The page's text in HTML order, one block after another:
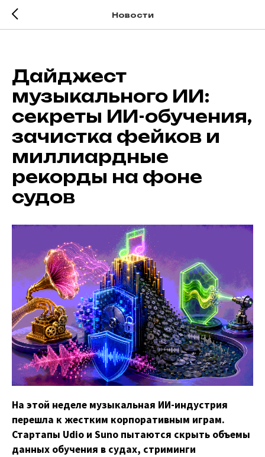
Новости
Дайджест
музыкального ИИ:
секреты ИИ-обучения,
зачистка фейков и
миллиардные
рекорды на фоне
судов
На этой неделе музыкальная ИИ-индустрия
перешла к жестким корпоративным играм.
Стартапы Udio и Suno пытаются скрыть объемы
данных обучения в судах, стриминги